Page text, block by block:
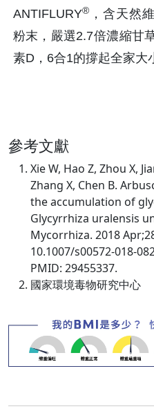
ANTIFLURY®，含天然
粉末，嚴選2.7倍濃縮甘
素D，6合1的撐起全家大
參考文獻
Xie W, Hao Z, Zhou X,
Zhang X, Chen B.
the accumulation of
Glycyrrhiza uralensis
Mycorrhiza. 2018
10.1007/s00572-018-
PMID: 29455337.
國家環境毒物研究中心